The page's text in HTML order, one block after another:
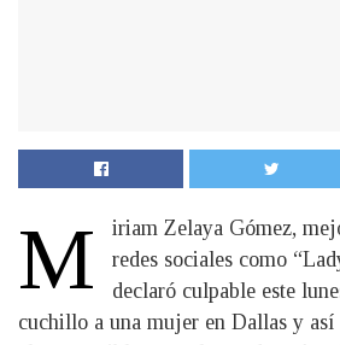
M
iriam Zelaya Gómez,
redes sociales como
declaró culpable este
cuchillo a una mujer en Dallas y